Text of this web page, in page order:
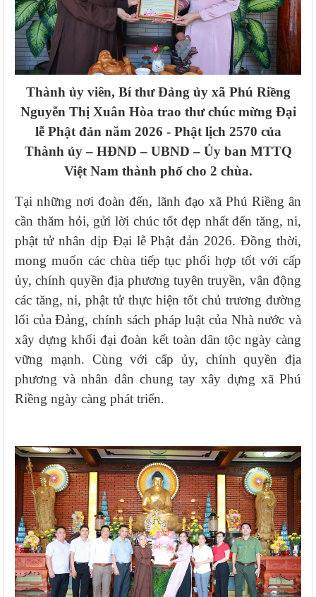
Thành ủy viên, Bí thư Đảng ủy xã Phú Riềng
Nguyễn Thị Xuân Hòa trao thư chúc mừng Đại
lễ Phật đản năm 2026 - Phật lịch 2570 của
Thành ủy – HĐND – UBND – Ủy ban MTTQ
Việt Nam thành phố cho 2 chùa.
Tại những nơi đoàn đến, lãnh đạo xã Phú Riềng ân
cần thăm hỏi, gửi lời chúc tốt đẹp nhất đến tăng, ni,
phật tử nhân dịp Đại lễ Phật đản 2026. Đồng thời,
mong muốn các chùa tiếp tục phối hợp tốt với cấp
ủy, chính quyền địa phương tuyên truyền, vân động
các tăng, ni, phật tử thực hiện tốt chủ trương đường
lối của Đảng, chính sách pháp luật của Nhà nước và
xây dựng khối đại đoàn kết toàn dân tộc ngày càng
vững mạnh. Cùng với cấp ủy, chính quyền địa
phương và nhân dân chung tay xây dựng xã Phú
Riềng ngày càng phát triển.